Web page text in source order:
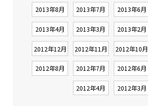
2013年8月 2013年7月 2013年6月
2013年4月 2013年3月 2013年2月
2012年12月 2012年11月 2012年10月
2012年8月 2012年7月 2012年6月
2012年4月 2012年3月